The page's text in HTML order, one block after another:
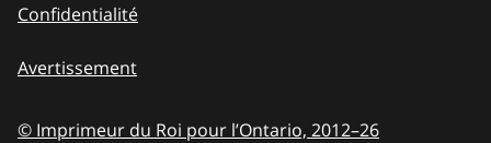
Confidentialité
Avertissement
© Imprimeur du Roi pour l’Ontario, 2012–26